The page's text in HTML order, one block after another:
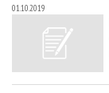
01.10.2019